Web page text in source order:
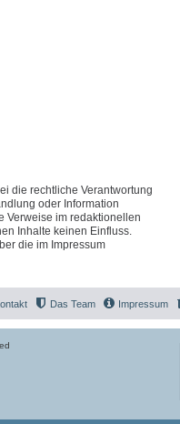
die rechtliche Verantwortung
oder Information
Verweise im redaktionellen
Inhalte keinen Einfluss.
die im Impressum
Impressum
Das Team